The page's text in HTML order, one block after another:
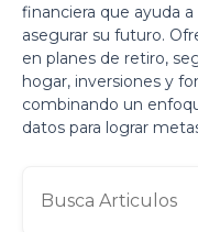
financiera que ayuda
asegurar su futuro.
en planes de retiro,
hogar, inversiones y
combinando un
datos para lograr